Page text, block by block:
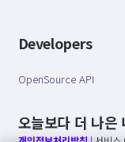
Developers
OpenSource API
오늘보다 더 나은